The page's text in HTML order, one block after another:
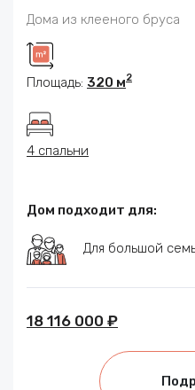
Дома из клееного бруса
Площадь: 320 м2
4 спальни
Дом подходит для:
Для большой
18 116 000 ₽